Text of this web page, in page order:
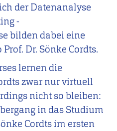
der Datenanalyse
-
bilden dabei eine
Dr. Sönke Cordts.
lernen die
zwar nur virtuell
nicht so bleiben:
in das Studium
Cordts im ersten